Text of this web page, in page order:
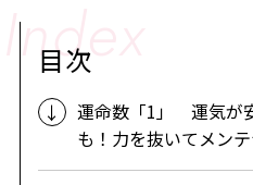
目次
運命数「1」 運気が
も！力を抜いてメン